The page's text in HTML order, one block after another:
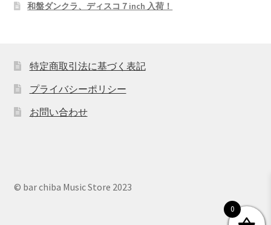
和盤ダンクラ、ディスコ７inch 入荷！
特定商取引法に基づく表記
プライバシーポリシー
お問い合わせ
© bar chiba Music Store 2023
0